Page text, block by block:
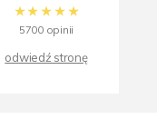
5700 opinii
odwiedź stronę